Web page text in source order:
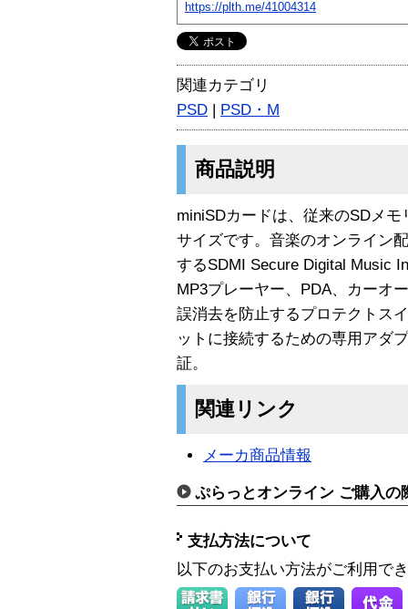
https://plth.me/41004314
関連カテゴリ
PSD | PSD・M
商品説明
miniSDカードは、従来のSDメ
サイズです。音楽のオンライン
するSDMI Secure Digital Music
MP3プレーヤー、PDA、カーオ
誤消去を防止するプロテクトス
ットに接続するための専用アダ
証。
関連リンク
メーカ商品情報
ぷらっとオンライン ご購入の
支払方法について
以下のお支払い方法がご利用で